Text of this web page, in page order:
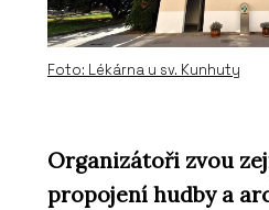
Foto: Lékárna u sv. Kunhuty
Organizátoři zvou
propojení hudby a